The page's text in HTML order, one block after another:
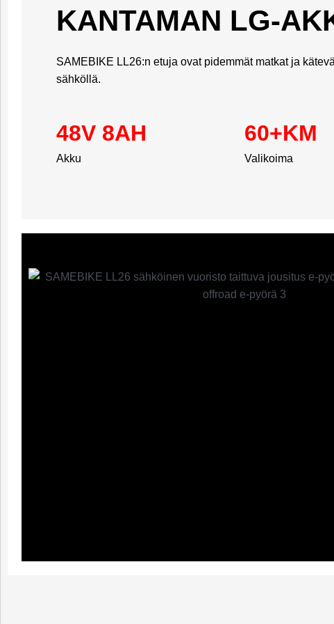
KANTAMAN LG-
SAMEBIKE LL26:n etuja ovat pidemmät matkat ja
sähköllä.
48V 8AH
Akku
60+KM
Valikoima